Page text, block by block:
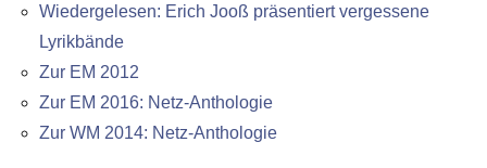
Wiedergelesen: Erich Jooß präsentiert vergessene
Lyrikbände
Zur EM 2012
Zur EM 2016: Netz-Anthologie
Zur WM 2014: Netz-Anthologie